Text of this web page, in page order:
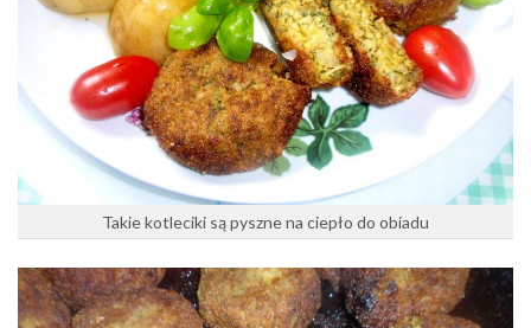
Takie kotleciki są pyszne na ciepło do obiadu